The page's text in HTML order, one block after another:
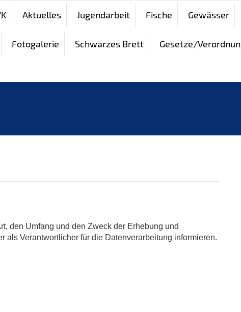
Aktuelles Jugendarbeit Fische Gewässer
Fotogalerie Schwarzes Brett Gesetze/
den Umfang und den Zweck der Erhebung und
Verantwortlicher für die Datenverarbeitung informieren.